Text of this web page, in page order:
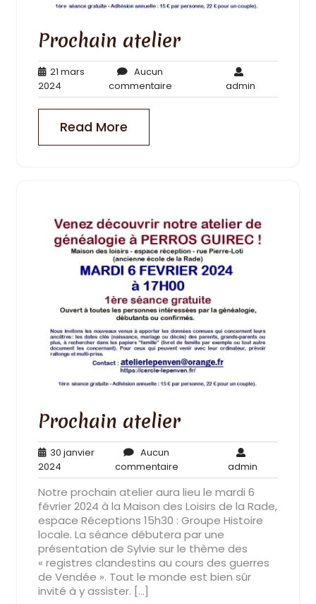
Prochain atelier
21 mars
2024
mars
2024
Aucun
commentaireAucun
commentaire
adminadmin
Read More
Prochain atelier
30 janvier
2024
janvier
2024
Aucun
commentaireAucun
commentaire
adminadmin
Notre prochain atelier aura lieu le mardi 6
février 2024 à la Maison des Loisirs de la Rade,
espace Réceptions 15h30 : Groupe Histoire
locale. La séance débutera par une
présentation de Sylvie sur le thème des
« registres clandestins au cours des guerres
de Vendée ». Tout le monde est bien sûr
invité à y assister. […]